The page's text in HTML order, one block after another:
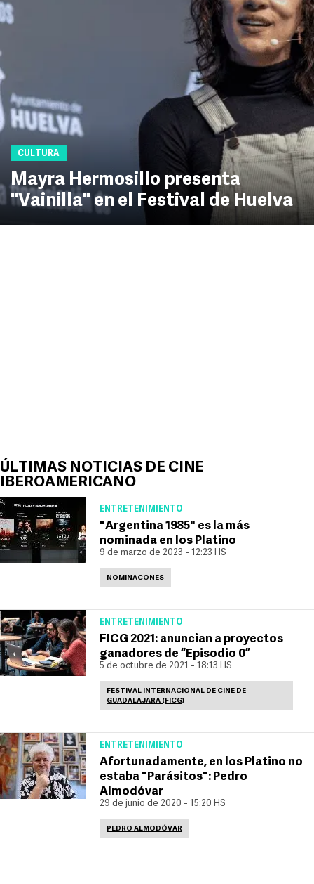
CULTURA
Mayra Hermosillo presenta
"Vainilla" en el Festival de Huelva
ÚLTIMAS NOTICIAS DE CINE
IBEROAMERICANO
ENTRETENIMIENTO
"Argentina 1985" es la más
nominada en los Platino
9 de marzo de 2023 - 12:23 HS
NOMINACONES
ENTRETENIMIENTO
FICG 2021: anuncian a proyectos
ganadores de “Episodio 0”
5 de octubre de 2021 - 18:13 HS
FESTIVAL INTERNACIONAL DE CINE DE
GUADALAJARA (FICG)
ENTRETENIMIENTO
Afortunadamente, en los Platino no
estaba "Parásitos": Pedro
Almodóvar
29 de junio de 2020 - 15:20 HS
PEDRO ALMODÓVAR